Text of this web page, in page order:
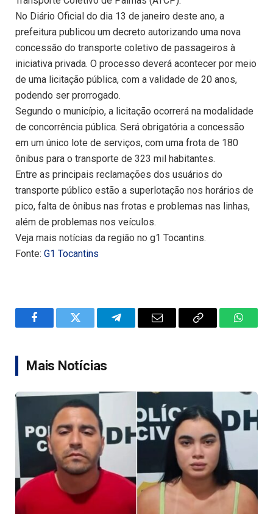
No Diário Oficial do dia 13 de janeiro deste ano, a
prefeitura publicou um decreto autorizando uma nova
concessão do transporte coletivo de passageiros à
iniciativa privada. O processo deverá acontecer por meio
de uma licitação pública, com a validade de 20 anos,
podendo ser prorrogado.
Segundo o município, a licitação ocorrerá na modalidade
de concorrência pública. Será obrigatória a concessão
em um único lote de serviços, com uma frota de 180
ônibus para o transporte de 323 mil habitantes.
Entre as principais reclamações dos usuários do
transporte público estão a superlotação nos horários de
pico, falta de ônibus nas frotas e problemas nas linhas,
além de problemas nos veículos.
Veja mais notícias da região no g1 Tocantins.
Fonte: G1 Tocantins
FacebookTwitter TelegramEmail
Copy
Mais Notícias